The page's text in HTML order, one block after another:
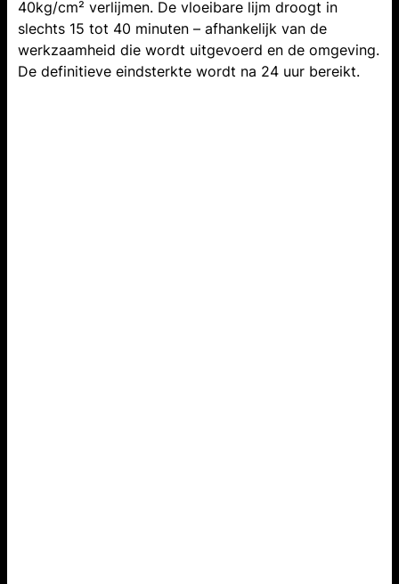
40kg/cm² verlijmen. De vloeibare lijm droogt in
slechts 15 tot 40 minuten – afhankelijk van de
werkzaamheid die wordt uitgevoerd en de omgeving.
De definitieve eindsterkte wordt na 24 uur bereikt.